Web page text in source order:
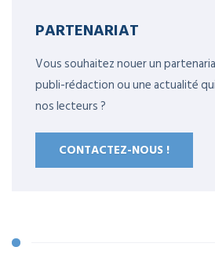
PARTENARIAT
Vous souhaitez nouer un
publi-rédaction ou une actualité
nos lecteurs ?
CONTACTEZ-NOUS !